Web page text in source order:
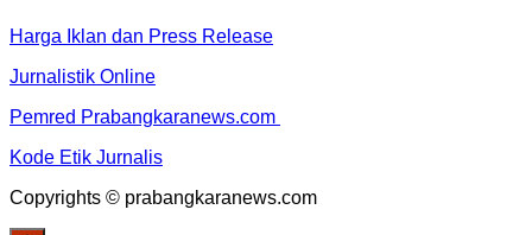
Harga Iklan dan Press Release
Jurnalistik Online
Pemred Prabangkaranews.com
Kode Etik Jurnalis
Copyrights © prabangkaranews.com